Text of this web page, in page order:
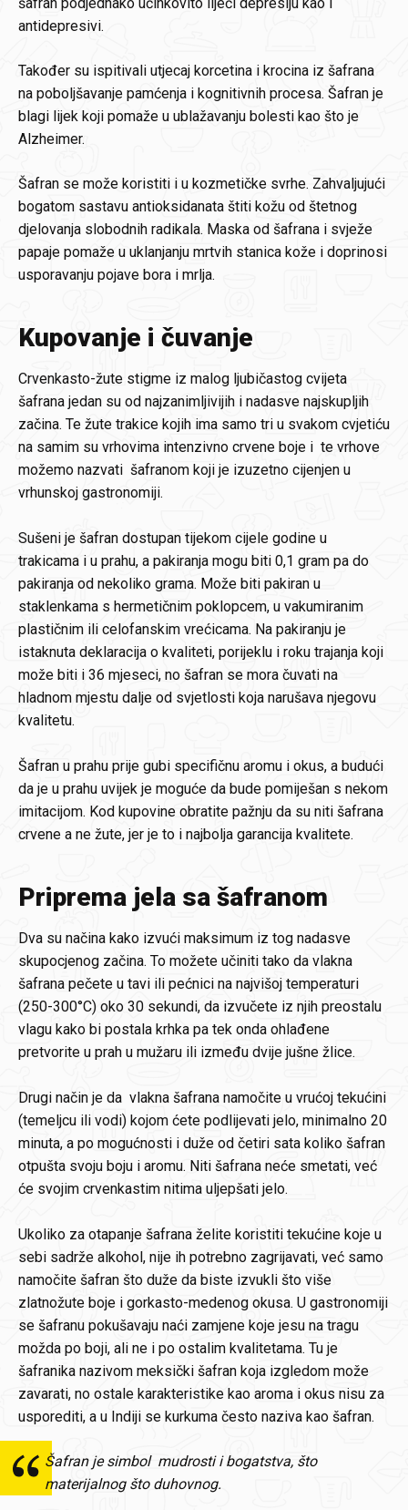
antidepresivi.
Također su ispitivali utjecaj korcetina i krocina iz šafrana
na poboljšavanje pamćenja i kognitivnih procesa. Šafran je
blagi lijek koji pomaže u ublažavanju bolesti kao što je
Alzheimer.
Šafran se može koristiti i u kozmetičke svrhe. Zahvaljujući
bogatom sastavu antioksidanata štiti kožu od štetnog
djelovanja slobodnih radikala. Maska od šafrana i svježe
papaje pomaže u uklanjanju mrtvih stanica kože i doprinosi
usporavanju pojave bora i mrlja.
Kupovanje i čuvanje
Crvenkasto-žute stigme iz malog ljubičastog cvijeta
šafrana jedan su od najzanimljivijih i nadasve najskupljih
začina. Te žute trakice kojih ima samo tri u svakom cvjetiću
na samim su vrhovima intenzivno crvene boje i te vrhove
možemo nazvati šafranom koji je izuzetno cijenjen u
vrhunskoj gastronomiji.
Sušeni je šafran dostupan tijekom cijele godine u
trakicama i u prahu, a pakiranja mogu biti 0,1 gram pa do
pakiranja od nekoliko grama. Može biti pakiran u
staklenkama s hermetičnim poklopcem, u vakumiranim
plastičnim ili celofanskim vrećicama. Na pakiranju je
istaknuta deklaracija o kvaliteti, porijeklu i roku trajanja koji
može biti i 36 mjeseci, no šafran se mora čuvati na
hladnom mjestu dalje od svjetlosti koja narušava njegovu
kvalitetu.
Šafran u prahu prije gubi specifičnu aromu i okus, a budući
da je u prahu uvijek je moguće da bude pomiješan s nekom
imitacijom. Kod kupovine obratite pažnju da su niti šafrana
crvene a ne žute, jer je to i najbolja garancija kvalitete.
Priprema jela sa šafranom
Dva su načina kako izvući maksimum iz tog nadasve
skupocjenog začina. To možete učiniti tako da vlakna
šafrana pečete u tavi ili pećnici na najvišoj temperaturi
(250-300°C) oko 30 sekundi, da izvučete iz njih preostalu
vlagu kako bi postala krhka pa tek onda ohlađene
pretvorite u prah u mužaru ili između dvije jušne žlice.
Drugi način je da vlakna šafrana namočite u vrućoj tekućini
(temeljcu ili vodi) kojom ćete podlijevati jelo, minimalno 20
minuta, a po mogućnosti i duže od četiri sata koliko šafran
otpušta svoju boju i aromu. Niti šafrana neće smetati, već
će svojim crvenkastim nitima uljepšati jelo.
Ukoliko za otapanje šafrana želite koristiti tekućine koje u
sebi sadrže alkohol, nije ih potrebno zagrijavati, već samo
namočite šafran što duže da biste izvukli što više
zlatnožute boje i gorkasto-medenog okusa. U gastronomiji
se šafranu pokušavaju naći zamjene koje jesu na tragu
možda po boji, ali ne i po ostalim kvalitetama. Tu je
šafranika nazivom meksički šafran koja izgledom može
zavarati, no ostale karakteristike kao aroma i okus nisu za
usporediti, a u Indiji se kurkuma često naziva kao šafran.
Šafran je simbol mudrosti i bogatstva, što
materijalnog što duhovnog.